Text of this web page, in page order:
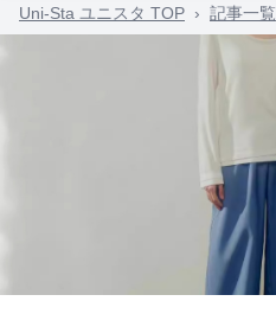
Uni-Sta ユニスタ TOP › 記事一覧